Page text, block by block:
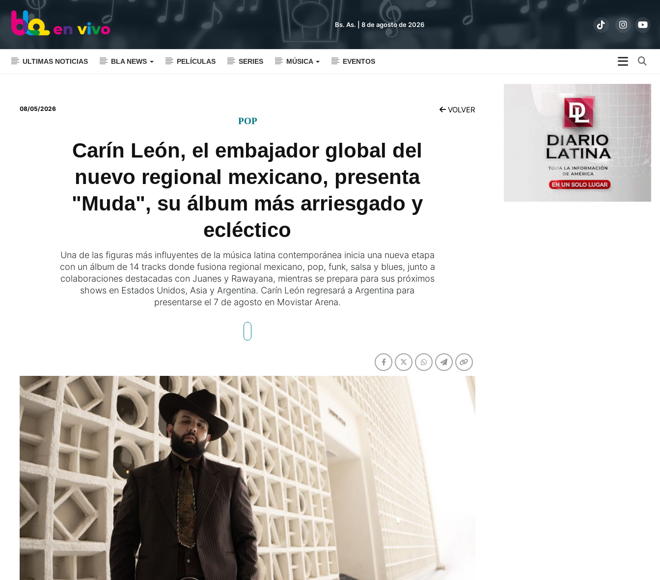
Bs. As. | 8 de agosto de 2026
ULTIMAS NOTICIAS BLA NEWS PELÍCULAS SERIES MÚSICA EVENTOS
08/05/2026 VOLVER
POP
Carín León, el embajador global del
nuevo regional mexicano, presenta
"Muda", su álbum más arriesgado y
ecléctico
Una de las figuras más influyentes de la música latina contemporánea inicia una nueva etapa
con un álbum de 14 tracks donde fusiona regional mexicano, pop, funk, salsa y blues, junto a
colaboraciones destacadas con Juanes y Rawayana, mientras se prepara para sus próximos
shows en Estados Unidos, Asia y Argentina. Carín León regresará a Argentina para
presentarse el 7 de agosto en Movistar Arena.